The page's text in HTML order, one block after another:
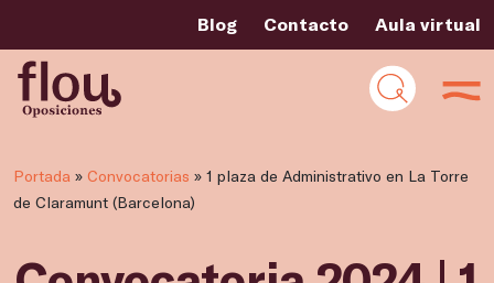
Blog Contacto Aula virtual
Portada » Convocatorias » 1 plaza de Administrativo en La Torre
de Claramunt (Barcelona)